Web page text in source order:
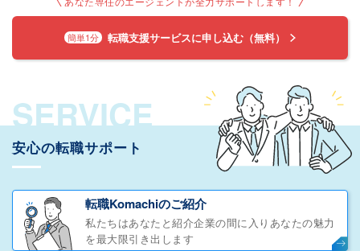
簡単1分 転職支援サービスに申し込む（無料）
SERVICE
安心の転職サポート
転職Komachiのご紹介
私たちはあなたと紹介企業の間に入りあなたの魅力
を最大限引き出します